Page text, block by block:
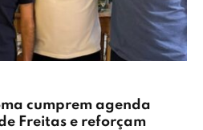
cumprem agenda
Freitas e reforçam